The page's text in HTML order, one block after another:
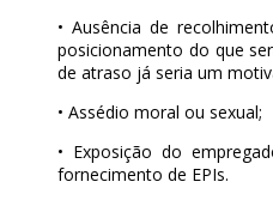
• Ausência de
posicionamento do que
de atraso já seria um
• Assédio moral ou sexual;
• Exposição do
fornecimento de EPIs.